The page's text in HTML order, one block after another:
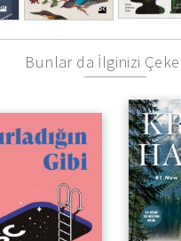
Bunlar da İlginizi